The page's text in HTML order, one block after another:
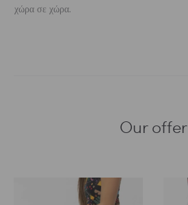
χώρα σε χώρα.
Our offer